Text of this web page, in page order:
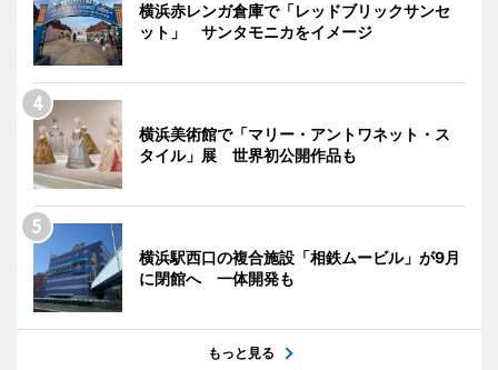
横浜赤レンガ倉庫で「レッドブリックサンセ
ット」 サンタモニカをイメージ
横浜美術館で「マリー・アントワネット・ス
タイル」展 世界初公開作品も
横浜駅西口の複合施設「相鉄ムービル」が9月
に閉館へ 一体開発も
もっと見る